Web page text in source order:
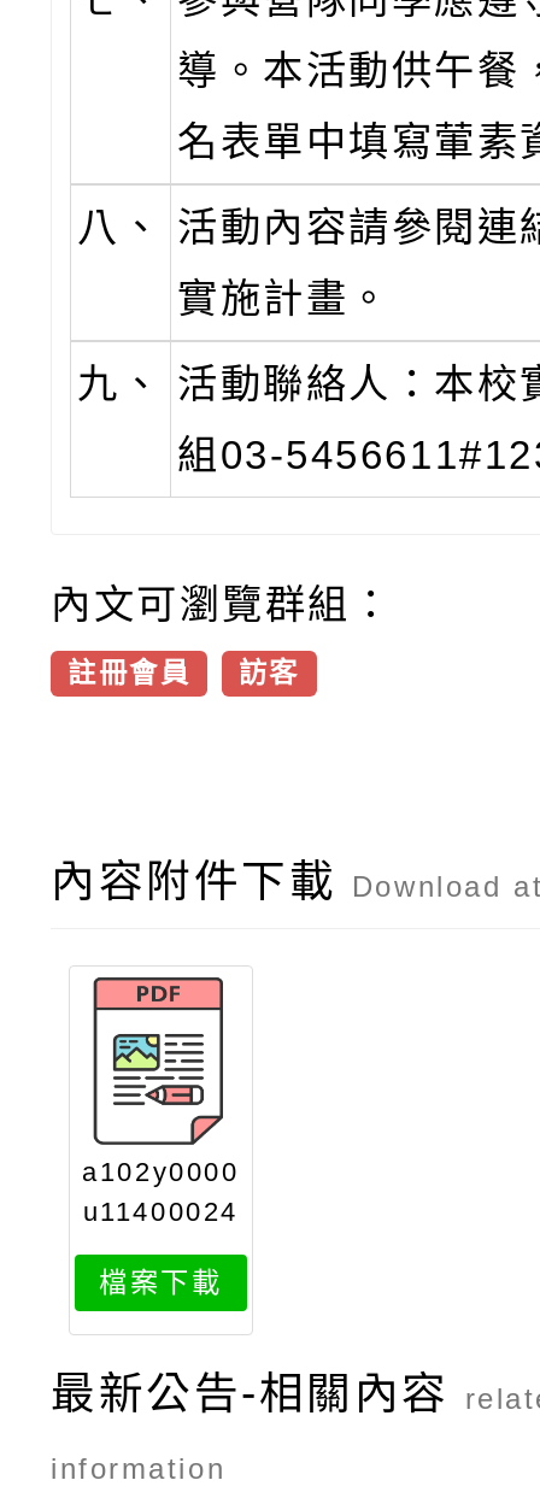
導。本活動供午餐
名表單中填寫葷素
八、
活動內容請參閱連
實施計畫。
九、
活動聯絡人：本校
組03-
內文可瀏覽群組：
註冊會員 訪客
內容附件下載 Download
a102y0000
u11400024
40ax1
檔案下載
最新公告-相關內容
information